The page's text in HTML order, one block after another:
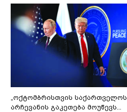
„ოქტომბრისთვის საქართველოს
არჩევანის გაკეთება მოუწევს...